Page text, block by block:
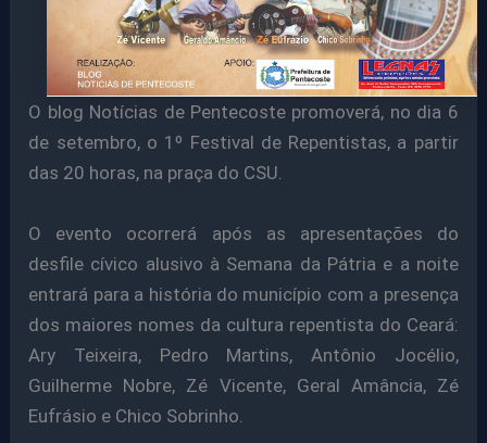
O blog Notícias de Pentecoste promoverá, no dia 6
de setembro, o 1º Festival de Repentistas, a partir
das 20 horas, na praça do CSU.
O evento ocorrerá após as apresentações do
desfile cívico alusivo à Semana da Pátria e a noite
entrará para a história do município com a presença
dos maiores nomes da cultura repentista do Ceará:
Ary Teixeira, Pedro Martins, Antônio Jocélio,
Guilherme Nobre, Zé Vicente, Geral Amância, Zé
Eufrásio e Chico Sobrinho.